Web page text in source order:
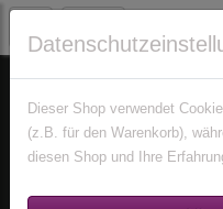
Edelsteine Smaragde
Dieser Shop verwendet
(z.B. für den Warenkorb),
diesen Shop und Ihre